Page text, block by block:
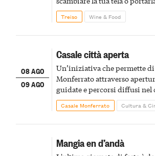
Treiso Wine & Food
08 AGO
09 AGO
Casale città aperta
Un’iniziativa che permette
Monferrato attraverso
guidate e percorsi diffusi nel
Casale Monferrato Cultura &
Mangia en d’andà